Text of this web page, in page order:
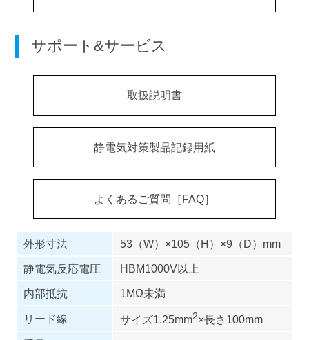
サポート&サービス
取扱説明書
静電気対策製品記録用紙
よくあるご質問［FAQ］
外形寸法
53（W）×105（H）×9（D）mm
静電気反応電圧
HBM1000V以上
内部抵抗
1MΩ未満
リード線 サイズ1.25mm2×長さ100mm